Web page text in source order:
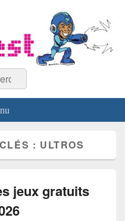
:
: ULTROS
jeux gratuits